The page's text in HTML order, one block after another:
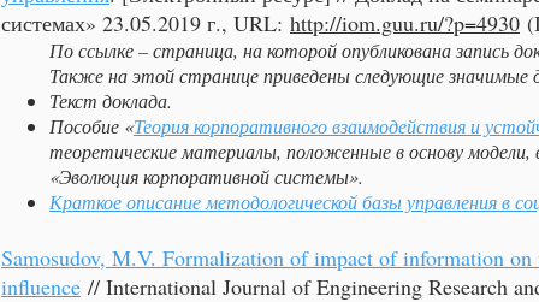
системах» 23.05.2019 г., URL: http://iom.guu.ru/?p=4930
По ссылке – страница, на которой опубликована запись
Также на этой странице приведены следующие значимые
Текст доклада.
Пособие «Теория корпоративного взаимодействия и
теоретические материалы, положенные в основу
«Эволюция корпоративной системы».
Краткое описание методологической базы управления в
Samosudov, M.V. Formalization of impact of information
influence // International Journal of Engineering Research